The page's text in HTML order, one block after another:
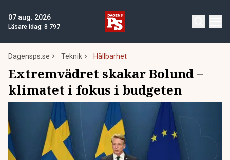
07 aug. 2026
Läsare idag: 8 797
Dagensps.se Teknik Hållbarhet
Extremvädret skakar Bolund –
klimatet i fokus i budgeten